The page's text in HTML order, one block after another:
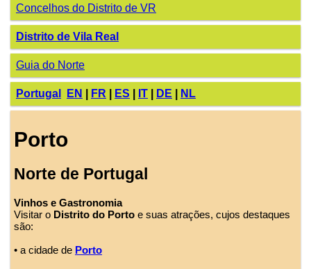
Concelhos do Distrito de VR
Distrito de Vila Real
Guia do Norte
Portugal EN FR ES IT DE NL
Porto
Norte de Portugal
Vinhos e Gastronomia
Visitar o Distrito do Porto e suas atrações, cujos destaques
são:
• a cidade de Porto